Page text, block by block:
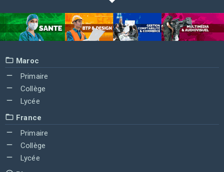
Maroc
Primaire
Collège
Lycée
France
Primaire
Collège
Lycée